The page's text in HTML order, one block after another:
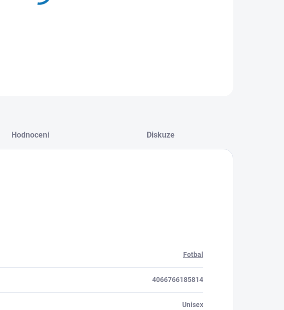
Hodnocení Diskuze
Fotbal
4066766185814
Unisex